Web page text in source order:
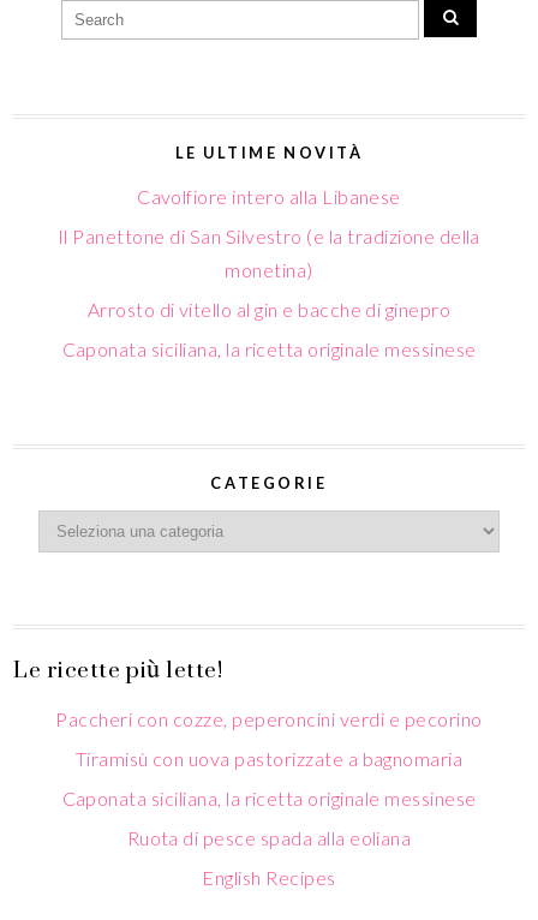
Il Panettone di San Silvestro (e la tradizione della
monetina)
CATEGORIE
Le ricette più lette!
Tiramisù con uova pastorizzate a bagnomaria
Caponata siciliana, la ricetta originale messinese
Ruota di pesce spada alla eoliana
English Recipes